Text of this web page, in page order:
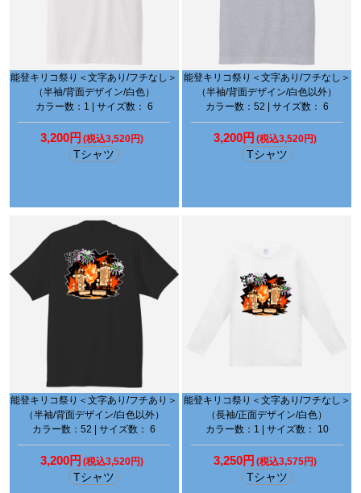
能登キリコ祭り＜文字あり/フチなし＞
（半袖/背面デザイン/白色）
カラー数：1 | サイズ数： 6
3,200円 (税込3,520円)
Tシャツ
能登キリコ祭り＜文字あり/フチなし＞
（半袖/背面デザイン/白色以外）
カラー数：52 | サイズ数： 6
3,200円 (税込3,520円)
Tシャツ
能登キリコ祭り＜文字あり/フチあり＞
（半袖/背面デザイン/白色以外）
カラー数：52 | サイズ数： 6
3,200円 (税込3,520円)
Tシャツ
能登キリコ祭り＜文字あり/フチなし＞
（長袖/正面デザイン/白色）
カラー数：1 | サイズ数： 10
3,250円 (税込3,575円)
Tシャツ